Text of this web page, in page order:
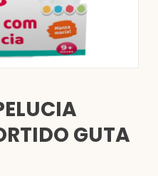
GUTA